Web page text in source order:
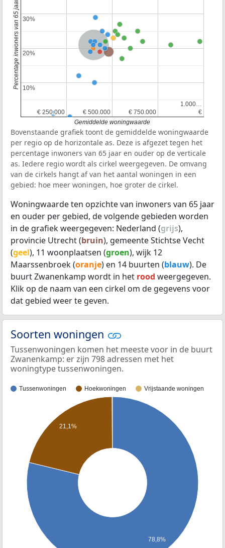
Nederland
Provincie Utrecht
€ 250.000
€ 250.000 € 500.000
€ 500.000 € 750.000
€ 750.000 €
€
1.000…
1.000…
10%
10%
20%
20%
30%
30%
Gemiddelde woningwaarde
Percentage inwoners van 65 jaar en ouder
Bovenstaande grafiek toont de gemiddelde woningwaarde
per regio op de horizontale as. Deze is afgezet tegen het
percentage inwoners van 65 jaar en ouder op de verticale
as. Iedere regio wordt als cirkel weergegeven. De omvang
van de cirkels hangt af van het aantal woningen in een
gebied: hoe meer woningen, hoe groter de cirkel.
Woningwaarde ten opzichte van inwoners van 65 jaar
en ouder per gebied, de volgende gebieden worden
in de grafiek weergegeven: Nederland (grijs),
provincie Utrecht (bruin), gemeente Stichtse Vecht
(geel), 11 woonplaatsen (groen), wijk 12
Maarssenbroek (oranje) en 14 buurten (blauw). De
buurt Zwanenkamp wordt in het rood weergegeven.
Klik op de naam van een cirkel om de gegevens voor
dat gebied weer te geven.
Soorten woningen
Tussenwoningen komen het meeste voor in de buurt
Zwanenkamp: er zijn 798 adressen met het
woningtype tussenwoningen.
Tussenwoningen Hoekwoningen Vrijstaande woningen
21,1%
78,8%